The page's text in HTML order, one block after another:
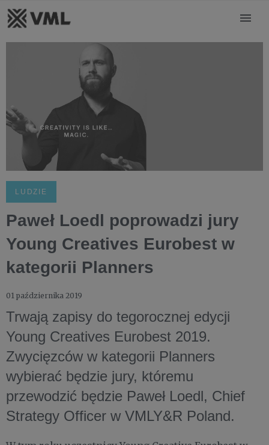
LUDZIE
Paweł Loedl poprowadzi jury
Young Creatives Eurobest w
kategorii Planners
01 października 2019
Trwają zapisy do tegorocznej edycji
Young Creatives Eurobest 2019.
Zwycięzców w kategorii Planners
wybierać będzie jury, któremu
przewodzić będzie Paweł Loedl, Chief
Strategy Officer w VMLY&R Poland.